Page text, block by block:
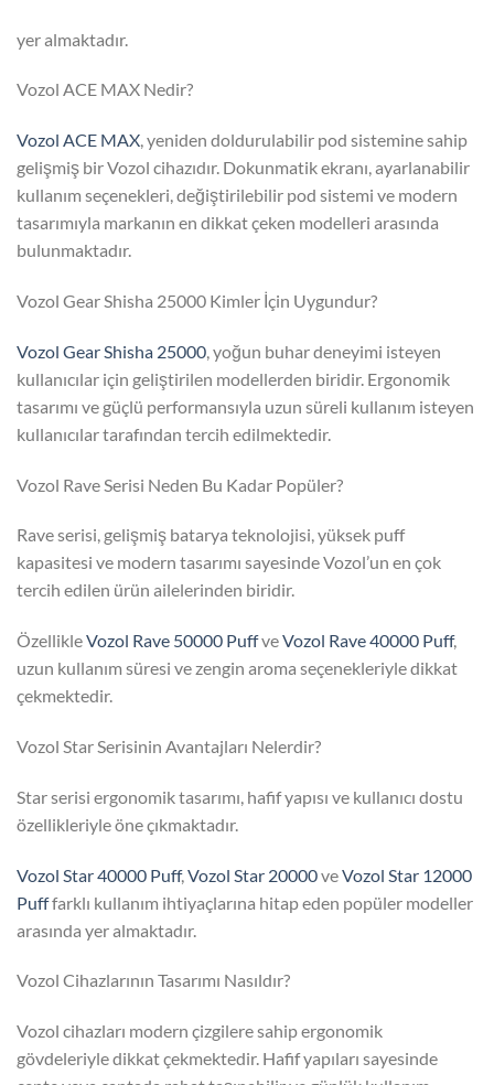
yer almaktadır.
Vozol ACE MAX Nedir?
Vozol ACE MAX, yeniden doldurulabilir pod sistemine sahip
gelişmiş bir Vozol cihazıdır. Dokunmatik ekranı, ayarlanabilir
kullanım seçenekleri, değiştirilebilir pod sistemi ve modern
tasarımıyla markanın en dikkat çeken modelleri arasında
bulunmaktadır.
Vozol Gear Shisha 25000 Kimler İçin Uygundur?
Vozol Gear Shisha 25000 , yoğun buhar deneyimi isteyen
kullanıcılar için geliştirilen modellerden biridir. Ergonomik
tasarımı ve güçlü performansıyla uzun süreli kullanım isteyen
kullanıcılar tarafından tercih edilmektedir.
Vozol Rave Serisi Neden Bu Kadar Popüler?
Rave serisi, gelişmiş batarya teknolojisi, yüksek puff
kapasitesi ve modern tasarımı sayesinde Vozol’un en çok
tercih edilen ürün ailelerinden biridir.
ÖzellikleVozol Rave 50000 PuffveVozol Rave 40000 Puff,
uzun kullanım süresi ve zengin aroma seçenekleriyle dikkat
çekmektedir.
Vozol Star Serisinin Avantajları Nelerdir?
Star serisi ergonomik tasarımı, hafif yapısı ve kullanıcı dostu
özellikleriyle öne çıkmaktadır.
Vozol Star 40000 Puff, Vozol Star 20000veVozol Star 12000
Pufffarklı kullanım ihtiyaçlarına hitap eden popüler modeller
arasında yer almaktadır.
Vozol Cihazlarının Tasarımı Nasıldır?
Vozol cihazları modern çizgilere sahip ergonomik
gövdeleriyle dikkat çekmektedir. Hafif yapıları sayesinde